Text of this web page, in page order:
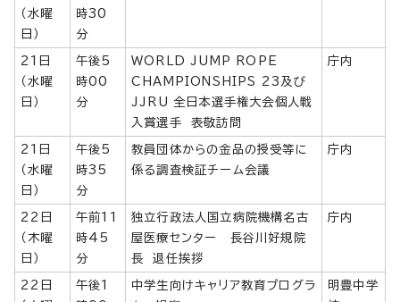
（水曜
日）
時30
分
21日
（水曜
日）
午後5
時00
分
WORLD JUMP ROPE
CHAMPIONSHIPS 23及び
JJRU 全日本選手権大会個人戦
入賞選手 表敬訪問
庁内
21日
（水曜
日）
午後5
時35
分
教員団体からの金品の授受等に
係る調査検証チーム会議
庁内
22日
（木曜
日）
午前11
時45
分
独立行政法人国立病院機構名古
屋医療センター 長谷川好規院
長 退任挨拶
庁内
22日
午後1
中学生向けキャリア教育プログラ
明豊中学